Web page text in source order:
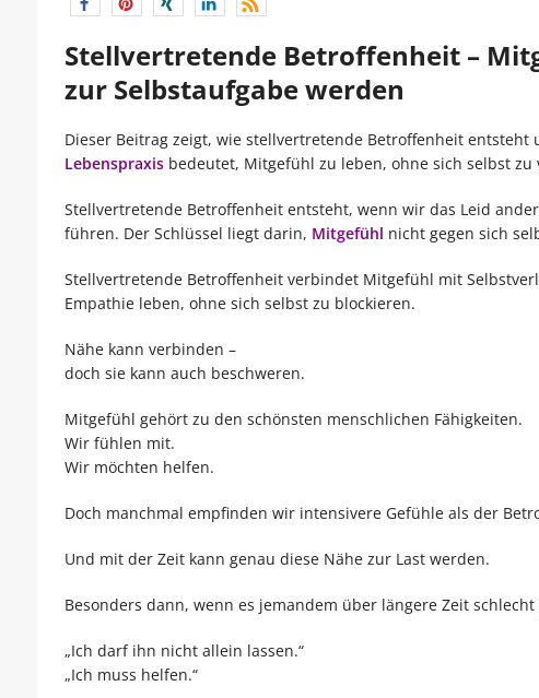
Stellvertretende Betroffenheit –
zur Selbstaufgabe werden
Dieser Beitrag zeigt, wie stellvertretende Betroffenheit
Lebenspraxisbedeutet, Mitgefühl zu leben, ohne sich selbst zu
Stellvertretende Betroffenheit entsteht, wenn wir das Leid
führen. Der Schlüssel liegt darin, Mitgefühl nicht gegen sich
Stellvertretende Betroffenheit verbindet Mitgefühl mit
Empathie leben, ohne sich selbst zu blockieren.
Nähe kann verbinden –
doch sie kann auch beschweren.
Mitgefühl gehört zu den schönsten menschlichen Fähigkeiten.
Wir fühlen mit.
Wir möchten helfen.
Doch manchmal empfinden wir intensivere Gefühle als der
Und mit der Zeit kann genau diese Nähe zur Last werden.
Besonders dann, wenn es jemandem über längere Zeit
„Ich darf ihn nicht allein lassen.“
„Ich muss helfen.“